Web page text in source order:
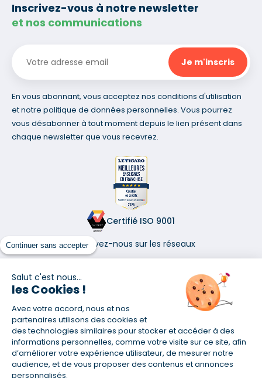
Continuer sans accepter
Salut c'est nous...
les Cookies !
Avec votre accord, nous et nos
partenaires utilisons des cookies et
des technologies similaires pour stocker et accéder à des
informations personnelles, comme votre visite sur ce site, afin
d’améliorer votre expérience utilisateur, de mesurer notre
audience, et de vous proposer des contenus et annonces
personnalisés.
Inscrivez-vous à notre newsletter
et nos communications
En vous abonnant, vous acceptez nos conditions d'utilisation
et notre politique de données personnelles. Vous pourrez
vous désabonner à tout moment depuis le lien présent dans
chaque newsletter que vous recevrez.
Certifié ISO 9001
Retrouvez-nous sur les réseaux
(1) Taux fixe national hors assurance et selon votre profil
(2) Économie de 65 % pour l'assurance d'un prêt amortissable de 330
457,23 € à 0,90 % sur 19,5 ans, accordé à un salarié non cadre assuré à
100 % (décès, PTIA, IPP, ITT, IPP) âgé de 36 ans fumeur et une personne
salariée non cadre assurée à 100 % (décès, PTIA, IPP, ITT, IPP) âgée de 35
ans et non-fumeur, tous deux sans risque médical connu. Au